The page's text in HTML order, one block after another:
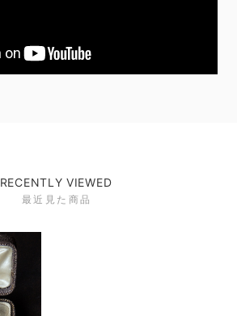
RECENTLY VIEWED
最近見た商品